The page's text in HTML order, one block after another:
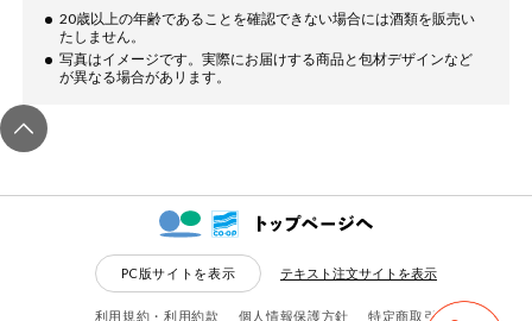
20歳以上の年齢であることを確認できない場合には酒類を販売い
たしません。
写真はイメージです。実際にお届けする商品と包材デザインなど
が異なる場合があリます。
PC版サイトを表示 テキスト注文サイトを表示
利用規約・利用約款 個人情報保護方針 特定商取引